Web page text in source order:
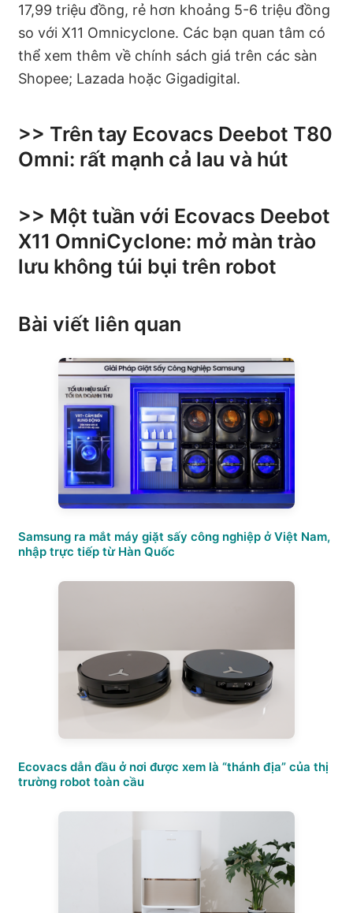
17,99 triệu đồng, rẻ hơn khoảng 5-6 triệu đồng
so với X11 Omnicyclone. Các bạn quan tâm có
thể xem thêm về chính sách giá trên các sàn
Shopee; Lazada hoặc Gigadigital.
>> Trên tay Ecovacs Deebot T80
Omni: rất mạnh cả lau và hút​
>> Một tuần với Ecovacs Deebot
X11 OmniCyclone: mở màn trào
lưu không túi bụi trên robot​
Bài viết liên quan
Samsung ra mắt máy giặt sấy công nghiệp ở Việt Nam,
nhập trực tiếp từ Hàn Quốc
Ecovacs dẫn đầu ở nơi được xem là “thánh địa” của thị
trường robot toàn cầu